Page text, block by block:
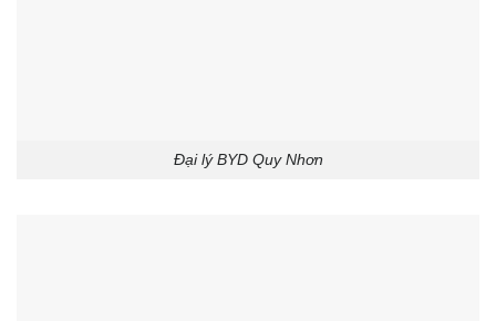
Đại lý BYD Quy Nhơn